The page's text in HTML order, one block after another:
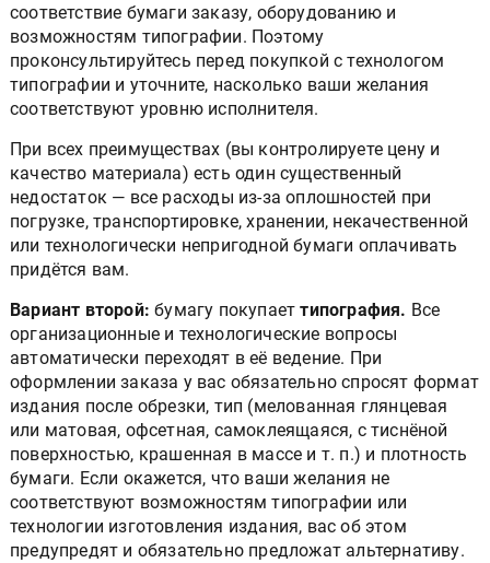
соответствие бумаги заказу, оборудованию и
возможностям типографии. Поэтому
проконсультируйтесь перед покупкой с технологом
типографии и уточните, насколько ваши желания
соответствуют уровню исполнителя.
При всех преимуществах (вы контролируете цену и
качество материала) есть один существенный
недостаток — все расходы из-за оплошностей при
погрузке, транспортировке, хранении, некачественной
или технологически непригодной бумаги оплачивать
придётся вам.
Вариант второй: бумагу покупаеттипография. Все
организационные и технологические вопросы
автоматически переходят в её ведение. При
оформлении заказа у вас обязательно спросят формат
издания после обрезки, тип (мелованная глянцевая
или матовая, офсетная, самоклеящаяся, с тиснёной
поверхностью, крашенная в массе и т. п.) и плотность
бумаги. Если окажется, что ваши желания не
соответствуют возможностям типографии или
технологии изготовления издания, вас об этом
предупредят и обязательно предложат альтернативу.